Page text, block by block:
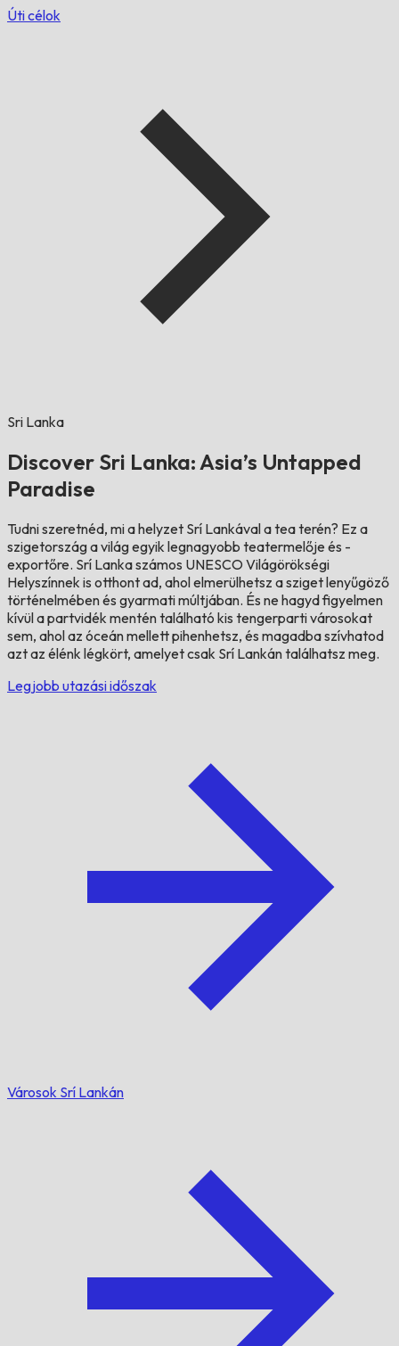
Úti célok
Sri Lanka
Discover Sri Lanka: Asia’s Untapped
Paradise
Tudni szeretnéd, mi a helyzet Srí Lankával a tea terén? Ez a
szigetország a világ egyik legnagyobb teatermelője és -
exportőre. Srí Lanka számos UNESCO Világörökségi
Helyszínnek is otthont ad, ahol elmerülhetsz a sziget lenyűgöző
történelmében és gyarmati múltjában. És ne hagyd figyelmen
kívül a partvidék mentén található kis tengerparti városokat
sem, ahol az óceán mellett pihenhetsz, és magadba szívhatod
azt az élénk légkört, amelyet csak Srí Lankán találhatsz meg.
Legjobb utazási időszak
Városok Srí Lankán